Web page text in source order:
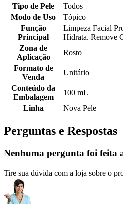
Tipo de Pele
Todos
Modo de Uso
Tópico
Função
Principal
Limpeza Facial
Hidrata. Remove
Zona de
Aplicação
Rosto
Formato de
Venda
Unitário
Conteúdo da
Embalagem
100 mL
Linha
Nova Pele
Perguntas e Respostas
Nenhuma pergunta foi feita
Tire sua dúvida com a loja sobre o